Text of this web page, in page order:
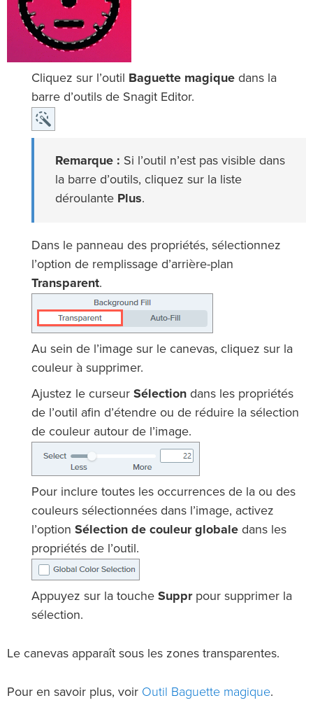
Cliquez sur l’outil Baguette magique dans la
barre d’outils de Snagit Editor.
Remarque : Si l’outil n’est pas visible dans
la barre d’outils, cliquez sur la liste
déroulante Plus.
Dans le panneau des propriétés, sélectionnez
l’option de remplissage d’arrière-plan
Transparent.
Au sein de l’image sur le canevas, cliquez sur la
couleur à supprimer.
Ajustez le curseur Sélection dans les propriétés
de l’outil afin d’étendre ou de réduire la sélection
de couleur autour de l’image.
Pour inclure toutes les occurrences de la ou des
couleurs sélectionnées dans l’image, activez
l’option Sélection de couleur globale dans les
propriétés de l’outil.
Appuyez sur la touche Supprpour supprimer la
sélection.
Le canevas apparaît sous les zones transparentes.
Pour en savoir plus, voir Outil Baguette magique.